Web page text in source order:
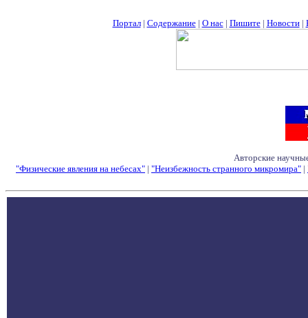
Портал| Содержание| О нас| Пишите| Новости|
Авторские
"Физические явления на небесах" | "Неизбежность странного микромира" |